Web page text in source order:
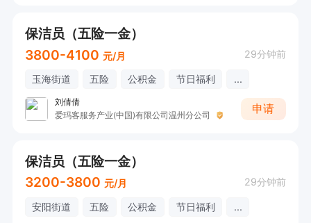
保洁员（五险一金）
3800-4100 元/月 29分钟前
玉海街道 五险 公积金 节日福利 ...
刘倩倩
爱玛客服务产业(中国)有限公司温州分公司
申请
保洁员（五险一金）
3200-3800 元/月 29分钟前
安阳街道 五险 公积金 节日福利 ...